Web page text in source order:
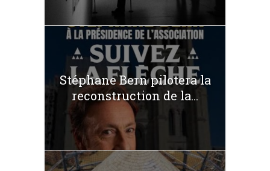
Stéphane Bern pilotera la
reconstruction de la...